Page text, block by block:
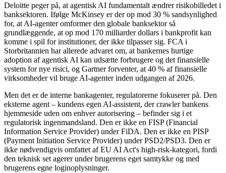
Deloitte peger på, at agentisk AI fundamentalt ændrer risikobilledet i
banksektoren. Ifølge McKinsey er der op mod 30 % sandsynlighed
for, at AI-agenter omformer den globale banksektor så
grundlæggende, at op mod 170 milliarder dollars i bankprofit kan
komme i spil for institutioner, der ikke tilpasser sig. FCA i
Storbritannien har allerede advaret om, at bankernes hurtige
adoption af agentisk AI kan udsætte forbrugere og det finansielle
system for nye risici, og Gartner forventer, at 40 % af finansielle
virksomheder vil bruge AI-agenter inden udgangen af 2026.
Men det er de interne bankagenter, regulatorerne fokuserer på. Den
eksterne agent – kundens egen AI-assistent, der crawler bankens
hjemmeside uden om enhver autorisering – befinder sig i et
regulatorisk ingenmandsland. Den er ikke en FISP (Financial
Information Service Provider) under FiDA. Den er ikke en PISP
(Payment Initiation Service Provider) under PSD2/PSD3. Den er
ikke nødvendigvis omfattet af EU AI Act's high-risk-kategori, fordi
den teknisk set agerer under brugerens eget samtykke og med
brugerens egne loginoplysninger.